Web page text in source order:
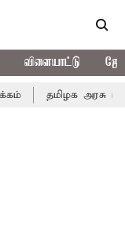
விளையாட்டு
தமிழக அரசு பஸ்கள்